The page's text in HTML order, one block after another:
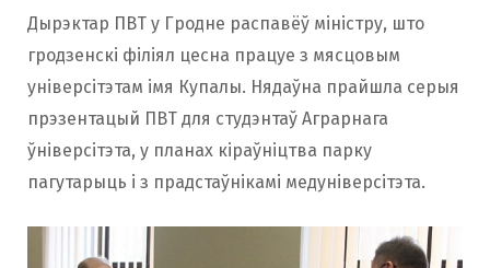
Дырэктар ПВТ у Гродне распавёў міністру, што
гродзенскі філіял цесна працуе з мясцовым
універсітэтам імя Купалы. Нядаўна прайшла серыя
прэзентацый ПВТ для студэнтаў Аграрнага
ўніверсітэта, у планах кіраўніцтва парку
пагутарыць і з прадстаўнікамі медуніверсітэта.